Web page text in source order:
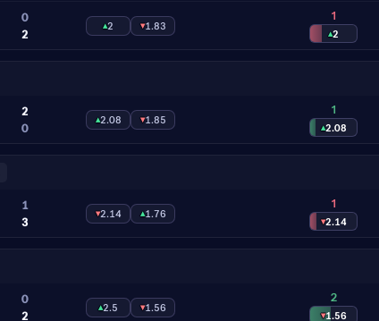
0
2
▴2 ▾1.83
1
▴2
2
0
▴2.08 ▾1.85
1
▴2.08
1
3
▾2.14 ▴1.76
1
▾2.14
0
2
▴2.5 ▾1.56
2
▾1.56